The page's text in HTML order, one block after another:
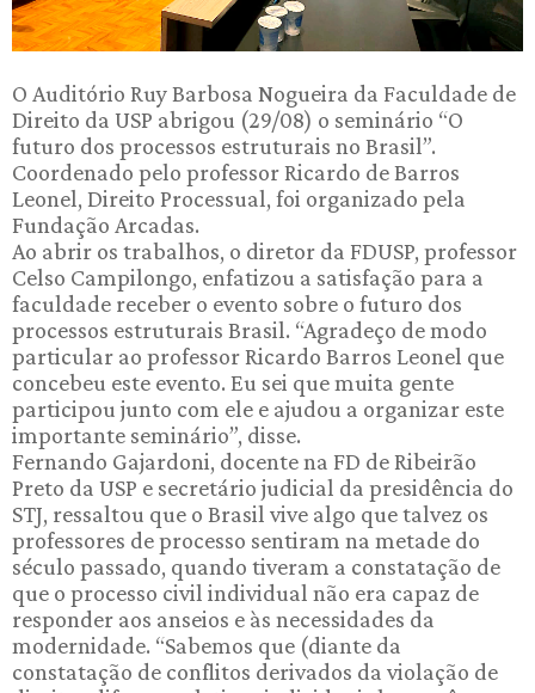
O Auditório Ruy Barbosa Nogueira da Faculdade de
Direito da USP abrigou (29/08) o seminário “O
futuro dos processos estruturais no Brasil”.
Coordenado pelo professor Ricardo de Barros
Leonel, Direito Processual, foi organizado pela
Fundação Arcadas.
Ao abrir os trabalhos, o diretor da FDUSP, professor
Celso Campilongo, enfatizou a satisfação para a
faculdade receber o evento sobre o futuro dos
processos estruturais Brasil. “Agradeço de modo
particular ao professor Ricardo Barros Leonel que
concebeu este evento. Eu sei que muita gente
participou junto com ele e ajudou a organizar este
importante seminário”, disse.
Fernando Gajardoni, docente na FD de Ribeirão
Preto da USP e secretário judicial da presidência do
STJ, ressaltou que o Brasil vive algo que talvez os
professores de processo sentiram na metade do
século passado, quando tiveram a constatação de
que o processo civil individual não era capaz de
responder aos anseios e às necessidades da
modernidade. “Sabemos que (diante da
constatação de conflitos derivados da violação de